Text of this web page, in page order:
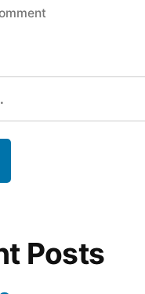
on
Posts